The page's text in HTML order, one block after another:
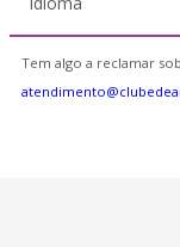
Tem algo a reclamar